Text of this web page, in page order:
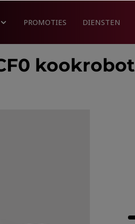
PROMOTIES DIENSTEN
kookrobot